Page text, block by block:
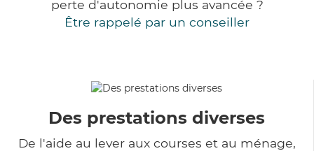
perte d'autonomie plus avancée ?
Être rappelé par un conseiller
Des prestations diverses
De l'aide au lever aux courses et au ménage,